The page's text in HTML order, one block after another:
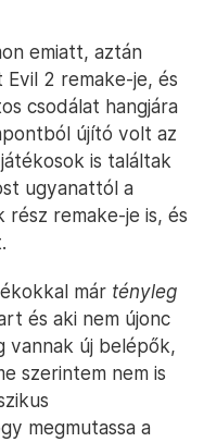
emiatt, aztán
Evil 2 remake-je, és
csodálat hangjára
újító volt az
is találtak
ugyanattól a
remake-je is, és
már tényleg
és aki nem újonc
vannak új belépők,
szerintem nem is
megmutassa a